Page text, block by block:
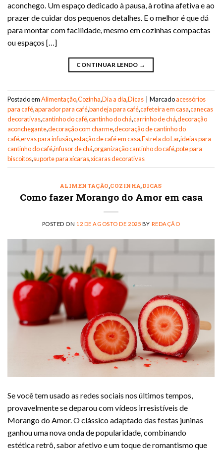
aconchego. Um espaço dedicado à pausa, à rotina afetiva e ao
prazer de cuidar dos pequenos detalhes. E o melhor é que dá
para montar com facilidade, mesmo em cozinhas compactas
ou espaços […]
CONTINUAR LENDO →
Postado emAlimentação,Cozinha,Dia a dia,Dicas Marcadoacessórios
para café,aparador para café,bandeja para café,cafeteira em casa,canecas
decorativas,cantinho do café,cantinho do chá,carrinho de chá,decoração
aconchegante,decoração com charme,decoração de cantinho do
café,ervas para infusão,estação de café em casa,Estrela do Lar,ideias para
cantinho do café,infusor de chá,organização cantinho do café,pote para
biscoitos,suporte para xícaras,xícaras decorativas
ALIMENTAÇÃO,COZINHA,DICAS
Como fazer Morango do Amor em casa
POSTED ON 12 DE AGOSTO DE 2025 BY REDAÇÃO
Se você tem usado as redes sociais nos últimos tempos,
provavelmente se deparou com vídeos irresistíveis de
Morango do Amor. O clássico adaptado das festas juninas
ganhou uma nova onda de popularidade, combinando
estética retrô, sabor afetivo e um toque de romantismo que